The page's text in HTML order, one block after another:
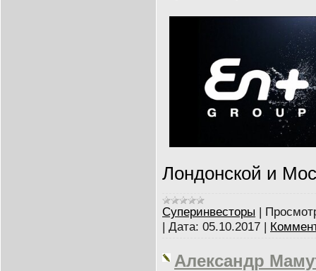
Лондонской и
Суперинвесторы |
| Дата: 05.10.2017 |
Александр